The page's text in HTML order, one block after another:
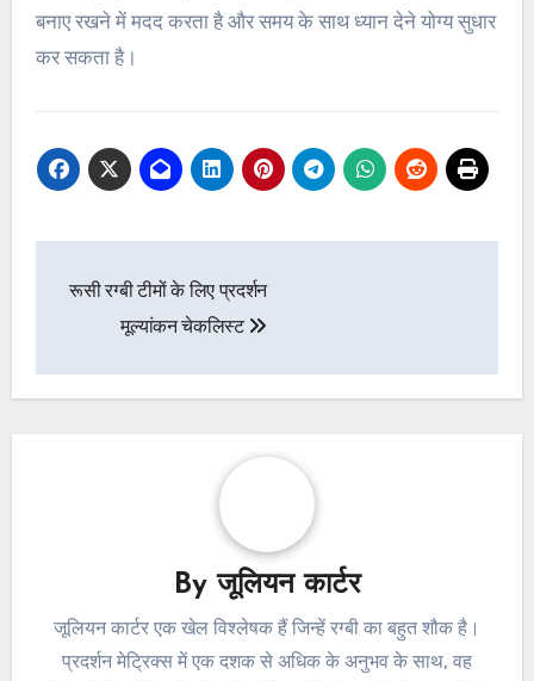
बनाए रखने में मदद करता है और समय के साथ ध्यान देने योग्य सुधार
कर सकता है।
navigation
रूसी रग्बी टीमों के लिए प्रदर्शन
मूल्यांकन चेकलिस्ट
Byजूलियन कार्टर
जूलियन कार्टर एक खेल विश्लेषक हैं जिन्हें रग्बी का बहुत शौक है।
प्रदर्शन मेट्रिक्स में एक दशक से अधिक के अनुभव के साथ, वह